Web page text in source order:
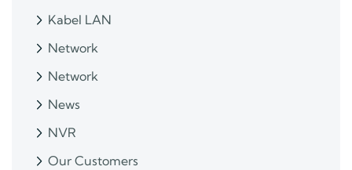
Kabel LAN
Network
Network
News
NVR
Our Customers